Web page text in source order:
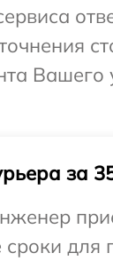
Вашего
за
для